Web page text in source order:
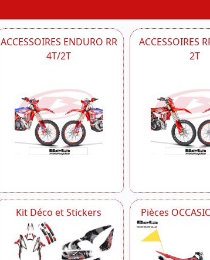
ACCESSOIRES ENDURO RR
4T/2T
ACCESSOIRES
2T
Kit Déco et Stickers Pièces